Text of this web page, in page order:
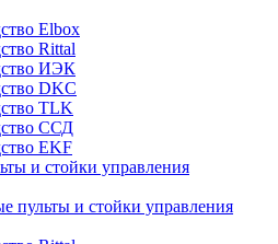
Elbox
Rittal
ИЭК
DKC
TLK
ССД
EKF
и стойки управления
пульты и стойки управления